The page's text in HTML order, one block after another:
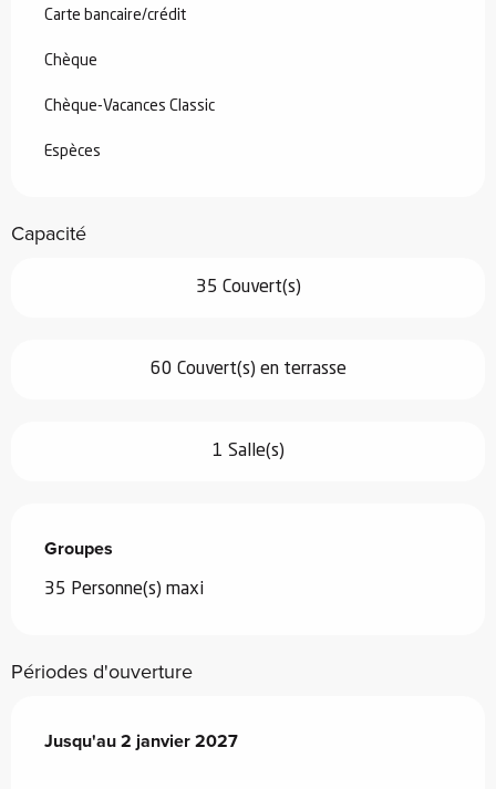
Carte bancaire/crédit
Chèque
Chèque-Vacances Classic
Espèces
Capacité
35 Couvert(s)
60 Couvert(s) en terrasse
1 Salle(s)
Groupes
Groupes
35 Personne(s) maxi
Périodes d'ouverture
Du3 janvier 2026au2 janvier 2027
Jusqu'au2 janvier 2027